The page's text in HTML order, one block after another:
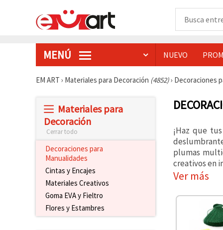
MENÚ NUEVO
EM ART › Materiales para Decoración (4852)› Decoraciones
Materiales para
Decoración
Cerrar todo
Decoraciones para
Manualidades
Cintas y Encajes
Materiales Creativos
Goma EVA y Fieltro
Flores y Estambres
¡Haz que
plumas
creativos en
Ver más